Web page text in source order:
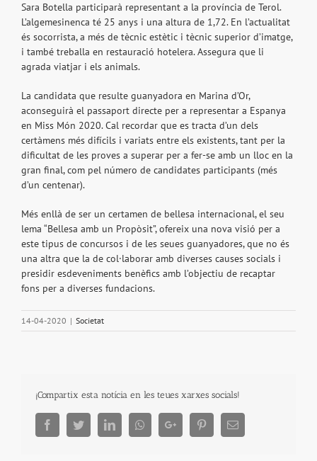
Sara Botella participarà representant a la província de Terol.
L’algemesinenca té 25 anys i una altura de 1,72. En l’actualitat
és socorrista, a més de tècnic estètic i tècnic superior d’imatge,
i també treballa en restauració hotelera. Assegura que li
agrada viatjar i els animals.
La candidata que resulte guanyadora en Marina d’Or,
aconseguirà el passaport directe per a representar a Espanya
en Miss Món 2020. Cal recordar que es tracta d’un dels
certàmens més difícils i variats entre els existents, tant per la
dificultat de les proves a superar per a fer-se amb un lloc en la
gran final, com pel número de candidates participants (més
d’un centenar).
Més enllà de ser un certamen de bellesa internacional, el seu
lema “Bellesa amb un Propòsit”, ofereix una nova visió per a
este tipus de concursos i de les seues guanyadores, que no és
una altra que la de col·laborar amb diverses causes socials i
presidir esdeveniments benèfics amb l’objectiu de recaptar
fons per a diverses fundacions.
14-04-2020 | Societat
¡Compartix esta notícia en les teues xarxes socials!
FacebookTwitterLinkedInWhatsappGoogle+ PinterestEmail